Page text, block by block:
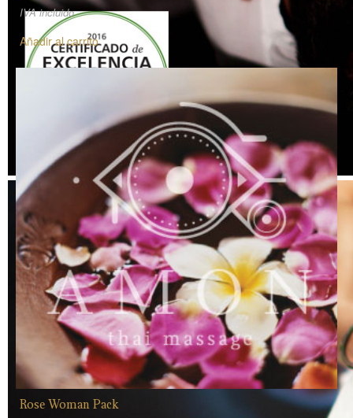
IVA incluido
Añadir al carrito
Rose Woman Pack